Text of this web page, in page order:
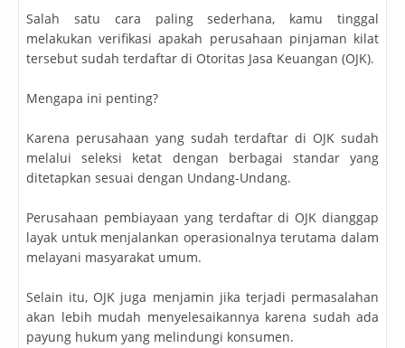
Salah satu cara paling sederhana, kamu tinggal
melakukan verifikasi apakah perusahaan pinjaman kilat
tersebut sudah terdaftar di Otoritas Jasa Keuangan (OJK).
Mengapa ini penting?
Karena perusahaan yang sudah terdaftar di OJK sudah
melalui seleksi ketat dengan berbagai standar yang
ditetapkan sesuai dengan Undang-Undang.
Perusahaan pembiayaan yang terdaftar di OJK dianggap
layak untuk menjalankan operasionalnya terutama dalam
melayani masyarakat umum.
Selain itu, OJK juga menjamin jika terjadi permasalahan
akan lebih mudah menyelesaikannya karena sudah ada
payung hukum yang melindungi konsumen.